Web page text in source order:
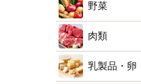
野菜
肉類
乳製品・卵